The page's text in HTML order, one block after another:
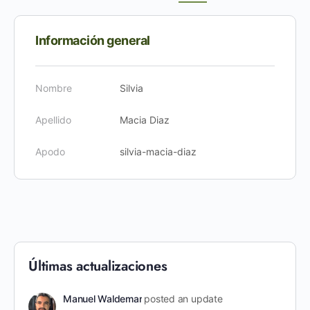
Información general
Nombre Silvia
Apellido Macia Diaz
Apodo silvia-macia-diaz
Últimas actualizaciones
Manuel Waldemar posted an update